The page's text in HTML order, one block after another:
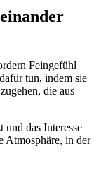
Feingefühl
tun, indem sie
die aus
und das Interesse
Atmosphäre, in der